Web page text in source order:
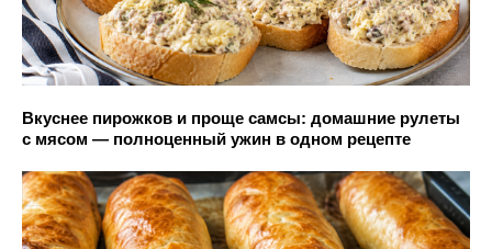
Вкуснее пирожков и проще самсы: домашние рулеты
с мясом — полноценный ужин в одном рецепте